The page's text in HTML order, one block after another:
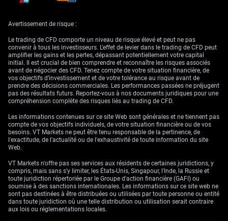
dernier indice IFO du climat des affaires en Allemagne, publié la semaine
premiers signes de préoccupations liées aux transports en raison des
conditions météo. En conséquence, nous envisageons l’achat d’options
de vente (puts) sur l’indice, avec des échéances en août et septembre,
afin de couvrir ce risque baissier.
Implications de marché :
chaînes
d’approvisionnement,
inflation et change
Les perturbations des chaînes d’approvisionnement deviennent un point
d’attention majeur, le niveau du Rhin à la jauge de Kaub s’établissant
actuellement à 85 cm et devant encore baisser selon les prévisions. Cela
rappelle les fortes perturbations liées à la sécheresse de 2022, qui avait
amputé la production industrielle allemande en limitant le trafic fluvial
pour le charbon et les matières premières. Cela justifie d’envisager des
positions vendeuses ou l’achat de puts sur certains ETF des secteurs
Avertissement de risque :
Le trading de CFD comporte un niveau de risque élevé et peut ne pas
convenir à tous les investisseurs. L'effet de levier dans le trading de CFD peut
amplifier les gains et les pertes, dépassant potentiellement votre capital
initial. Il est crucial de bien comprendre et reconnaître les risques associés
avant de négocier des CFD. Tenez compte de votre situation financière, de
vos objectifs d’investissement et de votre tolérance au risque avant de
prendre des décisions commerciales. Les performances passées ne préjugent
pas des résultats futurs. Reportez-vous à nos documents juridiques pour une
compréhension complète des risques liés au trading de CFD.
Les informations contenues sur ce site Web sont générales et ne tiennent pas
compte de vos objectifs individuels, de votre situation financière ou de vos
besoins. VT Markets ne peut être tenu responsable de la pertinence, de
l'exactitude, de l'actualité ou de l'exhaustivité de toute information du site
Web.
VT Markets n'offre pas ses services aux résidents de certaines juridictions, y
compris, mais sans s'y limiter, les États-Unis, Singapour, l'Inde, la Russie et
toute juridiction répertoriée par le Groupe d'action financière (GAFI) ou
soumise à des sanctions internationales. Les informations sur ce site web ne
sont pas destinées à être distribuées ou utilisées par toute personne ou entité
dans toute juridiction où une telle distribution ou utilisation serait contraire
aux lois ou réglementations locales.